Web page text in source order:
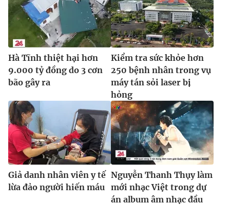
Ðiện thoại Thời báo VTV:024.66 897 897
Email:toasoan@vtv.vn
Liên hệ quảng cáo:024-7300.7108
® Cấm sao chép dưới mọi hình thức nếu không có sự chấp
thuận bằng văn bản. Ghi rõ nguồn VTV.vn khi phát hành lại
Hà Tĩnh thiệt hại hơn
9.000 tỷ đồng do 3 cơn
bão gây ra
Kiểm tra sức khỏe hơn
250 bệnh nhân trong vụ
máy tán sỏi laser bị
hỏng
Giả danh nhân viên y tế
lừa đảo người hiến máu
Nguyễn Thanh Thụy làm
mới nhạc Việt trong dự
án album âm nhạc đầu